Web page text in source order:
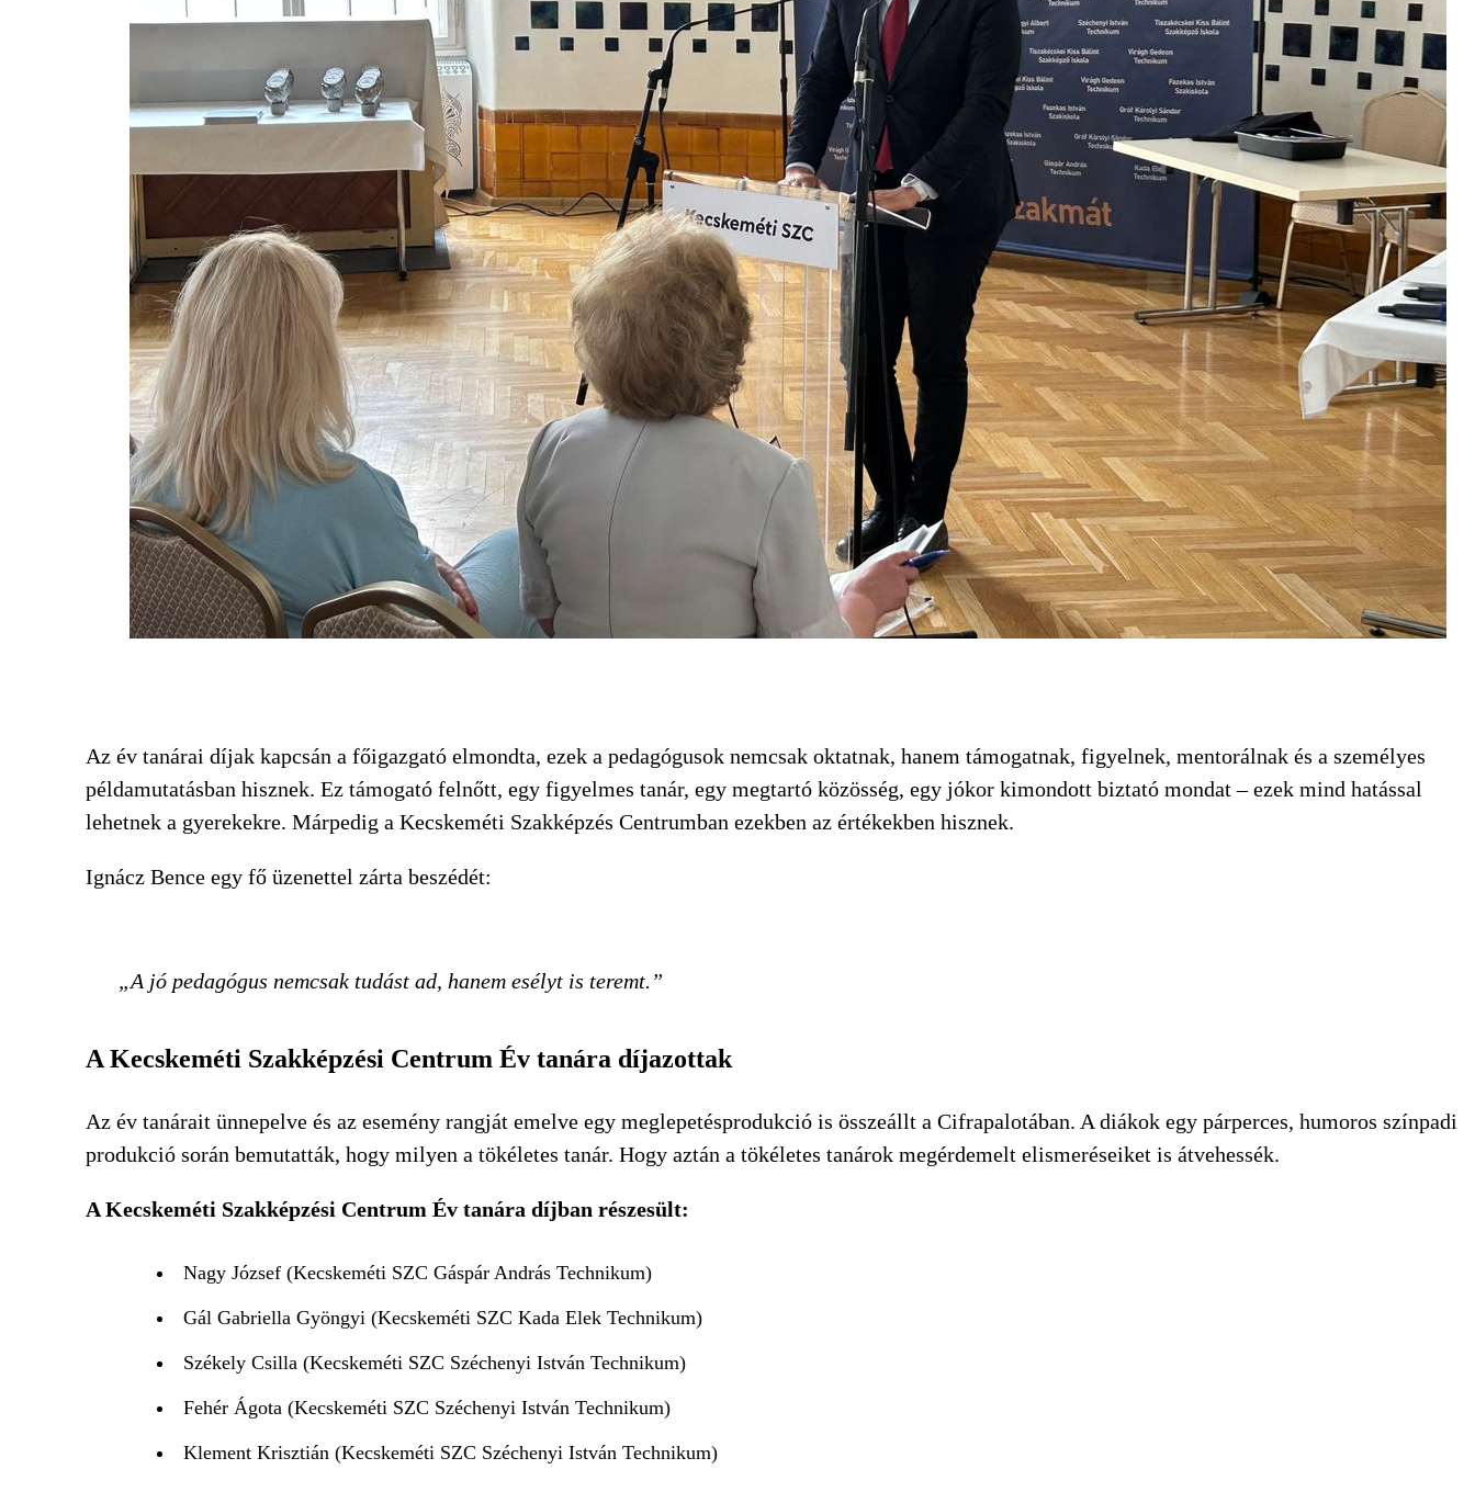
Az év tanárai díjak kapcsán a főigazgató elmondta, ezek a pedagógusok nemcsak oktatnak, hanem támogatnak, figyelnek, mentorálnak és a személyes
példamutatásban hisznek. Ez támogató felnőtt, egy figyelmes tanár, egy megtartó közösség, egy jókor kimondott biztató mondat – ezek mind hatással
lehetnek a gyerekekre. Márpedig a Kecskeméti Szakképzés Centrumban ezekben az értékekben hisznek.
Ignácz Bence egy fő üzenettel zárta beszédét:
A jó pedagógus nemcsak tudást ad, hanem esélyt is teremt.
A Kecskeméti Szakképzési Centrum Év tanára díjazottak
Az év tanárait ünnepelve és az esemény rangját emelve egy meglepetésprodukció is összeállt a Cifrapalotában. A diákok egy párperces, humoros színpadi
produkció során bemutatták, hogy milyen a tökéletes tanár. Hogy aztán a tökéletes tanárok megérdemelt elismeréseiket is átvehessék.
A Kecskeméti Szakképzési Centrum Év tanára díjban részesült:
Nagy József (Kecskeméti SZC Gáspár András Technikum)
Gál Gabriella Gyöngyi (Kecskeméti SZC Kada Elek Technikum)
Székely Csilla (Kecskeméti SZC Széchenyi István Technikum)
Fehér Ágota (Kecskeméti SZC Széchenyi István Technikum)
Klement Krisztián (Kecskeméti SZC Széchenyi István Technikum)